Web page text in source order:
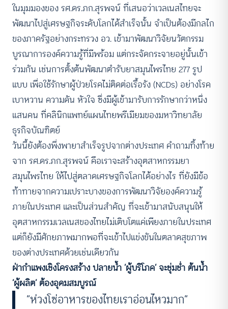
ในมุมมองของ รศ.ดร.ภก.สุรพจน์ ที่เสนอว่าเวลเนสไทยจะ
พัฒนาไปสู่เศรษฐกิจระดับโลกได้สำเร็จนั้น จำเป็นต้องมีกลไก
ของภาครัฐอย่างกระทรวง อว. เข้ามาพัฒนาวิจัยนวัตกรรม
บูรณาการองค์ความรู้ที่มีพร้อม แต่กระจัดกระจายอยู่นั้นเข้า
ร่วมกัน เช่นการตั้งต้นพัฒนาตำรับยาสมุนไพรไทย 277 รูป
แบบ เพื่อใช้รักษาผู้ป่วยโรคไม่ติดต่อเรื้อรัง (NCDs) อย่างโรค
เบาหวาน ความดัน หัวใจ ซึ่งมีผู้เข้ามารับการรักษากว่าหนึ่ง
แสนคน ที่คลินิกแพทย์แผนไทยพรีเมียมของมหาวิทยาลัย
ธุรกิจบัณฑิตย์
วันนี้ยังต้องพึ่งพายาสำเร็จรูปจากต่างประเทศ คำถามทิ้งท้าย
จาก รศ.ดร.ภก.สุรพจน์ คือเราจะสร้างอุตสาหกรรมยา
สมุนไพรไทย ให้ไปสู่ตลาดเศรษฐกิจโลกได้อย่างไร ที่ยังมีข้อ
ท้าทายจากความเปราะบางของการพัฒนาวิจัยองค์ความรู้
ภายในประเทศ และเป็นส่วนสำคัญ ที่จะเข้ามาสนับสนุนให้
อุตสาหกรรมเวลเนสของไทยไม่เติบโตแค่เพียงภายในประเทศ
แต่ก็ยังมีศักยภาพมากพอที่จะเข้าไปแข่งขันในตลาดสุขภาพ
ของต่างประเทศด้วยเช่นเดียวกัน
ฝ่ากำแพงเชิงโครงสร้าง ปลายน้ำ ‘ผู้บริโภค’ จะชุ่มช่ำ ต้นน้ำ
‘ผู้ผลิต’ ต้องอุดมสมบูรณ์
“ห่วงโซ่อาหารของไทยเราอ่อนไหวมาก”